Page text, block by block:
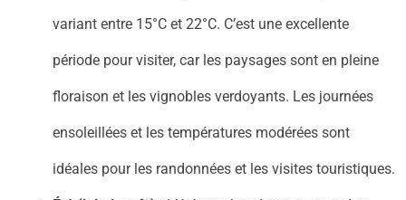
variant entre 15°C et 22°C. C’est une excellente
période pour visiter, car les paysages sont en pleine
floraison et les vignobles verdoyants. Les journées
ensoleillées et les températures modérées sont
idéales pour les randonnées et les visites touristiques.